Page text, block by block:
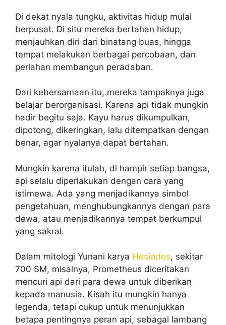
Di dekat nyala tungku, aktivitas hidup mulai
berpusat. Di situ mereka bertahan hidup,
menjauhkan diri dari binatang buas, hingga
tempat melakukan berbagai percobaan, dan
perlahan membangun peradaban.
Dari kebersamaan itu, mereka tampaknya juga
belajar berorganisasi. Karena api tidak mungkin
hadir begitu saja. Kayu harus dikumpulkan,
dipotong, dikeringkan, lalu ditempatkan dengan
benar, agar nyalanya dapat bertahan.
Mungkin karena itulah, di hampir setiap bangsa,
api selalu diperlakukan dengan cara yang
istimewa. Ada yang menjadikannya simbol
pengetahuan, menghubungkannya dengan para
dewa, atau menjadikannya tempat berkumpul
yang sakral.
Dalam mitologi Yunani karya Hesiodos, sekitar
700 SM, misalnya, Prometheus diceritakan
mencuri api dari para dewa untuk diberikan
kepada manusia. Kisah itu mungkin hanya
legenda, tetapi cukup untuk menunjukkan
betapa pentingnya peran api, sebagai lambang